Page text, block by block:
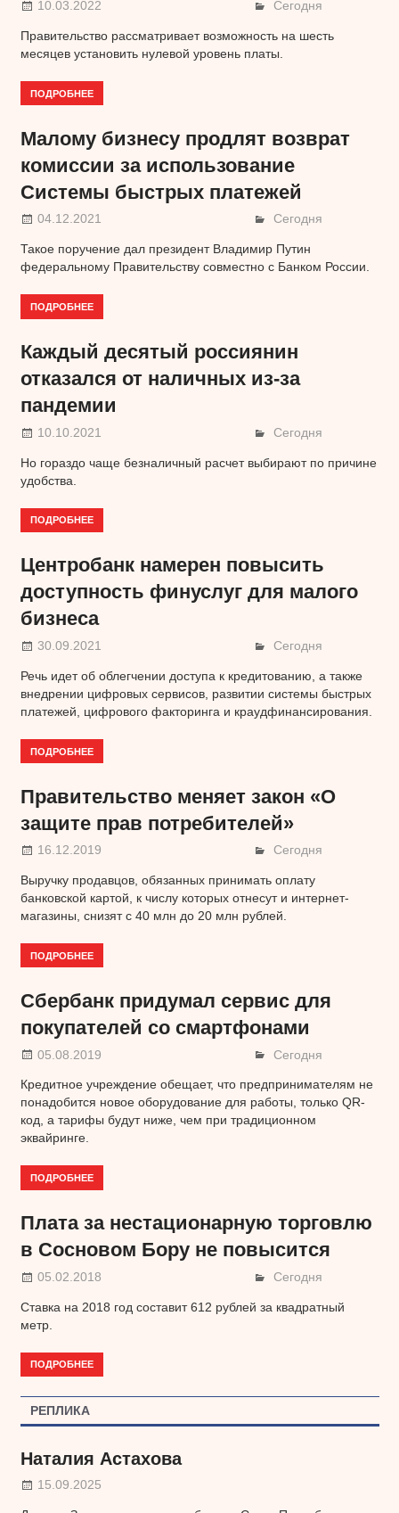
10.03.2022 Сегодня
Правительство рассматривает возможность на шесть
месяцев установить нулевой уровень платы.
ПОДРОБНЕЕ
Малому бизнесу продлят возврат
комиссии за использование
Системы быстрых платежей
04.12.2021 Сегодня
Такое поручение дал президент Владимир Путин
федеральному Правительству совместно с Банком России.
ПОДРОБНЕЕ
Каждый десятый россиянин
отказался от наличных из-за
пандемии
10.10.2021 Сегодня
Но гораздо чаще безналичный расчет выбирают по причине
удобства.
ПОДРОБНЕЕ
Центробанк намерен повысить
доступность финуслуг для малого
бизнеса
30.09.2021 Сегодня
Речь идет об облегчении доступа к кредитованию, а также
внедрении цифровых сервисов, развитии системы быстрых
платежей, цифрового факторинга и краудфинансирования.
ПОДРОБНЕЕ
Правительство меняет закон «О
защите прав потребителей»
16.12.2019 Сегодня
Выручку продавцов, обязанных принимать оплату
банковской картой, к числу которых отнесут и интернет-
магазины, снизят с 40 млн до 20 млн рублей.
ПОДРОБНЕЕ
Сбербанк придумал сервис для
покупателей со смартфонами
05.08.2019 Сегодня
Кредитное учреждение обещает, что предпринимателям не
понадобится новое оборудование для работы, только QR-
код, а тарифы будут ниже, чем при традиционном
эквайринге.
ПОДРОБНЕЕ
Плата за нестационарную торговлю
в Сосновом Бору не повысится
05.02.2018 Сегодня
Ставка на 2018 год составит 612 рублей за квадратный
метр.
ПОДРОБНЕЕ
РЕПЛИКА
Наталия Астахова
15.09.2025